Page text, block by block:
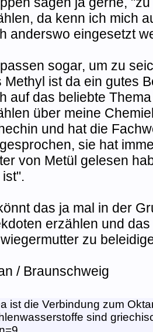
da kenn ich mich
anderswo eingesetzt
sogar, um zu
Methyl ist da ein gutes
auf das beliebte
über meine
und hat die
sie hat
von Metül gelesen
das ja mal in der
erzählen und
zu
/ Braunschweig
ist die Verbindung zum
sind